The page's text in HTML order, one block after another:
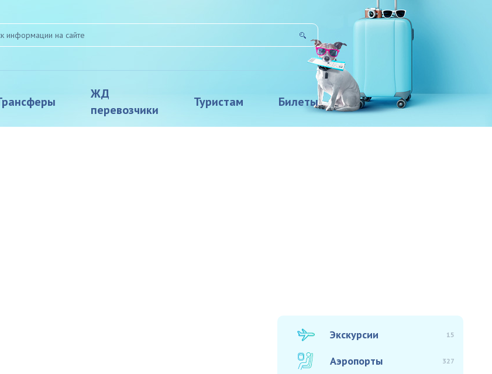
ЖД
перевозчики
Туристам Билеты
Экскурсии 15
Аэропорты 327